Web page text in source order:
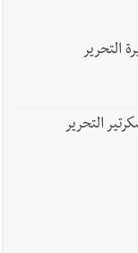
التحرير
التحرير